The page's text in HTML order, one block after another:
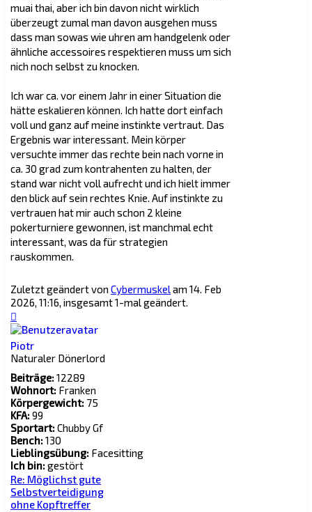
muai thai, aber ich bin davon nicht wirklich
überzeugt zumal man davon ausgehen muss
dass man sowas wie uhren am handgelenk oder
ähnliche accessoires respektieren muss um sich
nich noch selbst zu knocken.
Ich war ca. vor einem Jahr in einer Situation die
hätte eskalieren können. Ich hatte dort einfach
voll und ganz auf meine instinkte vertraut. Das
Ergebnis war interessant. Mein körper
versuchte immer das rechte bein nach vorne in
ca. 30 grad zum kontrahenten zu halten, der
stand war nicht voll aufrecht und ich hielt immer
den blick auf sein rechtes Knie. Auf instinkte zu
vertrauen hat mir auch schon 2 kleine
pokerturniere gewonnen, ist manchmal echt
interessant, was da für strategien
rauskommen.
Zuletzt geändert von Cybermuskelam 14. Feb
2026, 11:16, insgesamt 1-mal geändert.
oben
Piotr
Naturaler Dönerlord
Beiträge:12289
Wohnort: Franken
Körpergewicht: 75
KFA:99
Sportart:Chubby Gf
Bench:130
Lieblingsübung: Facesitting
Ich bin:gestört
Re: Möglichst gute
Selbstverteidigung
ohne Kopftreffer